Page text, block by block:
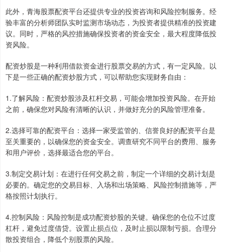
此外，青海股票配资平台还提供专业的投资咨询和风险控制服务。经
验丰富的分析师团队实时监测市场动态，为投资者提供精准的投资建
议。同时，严格的风控措施确保投资者的资金安全，最大程度降低投
资风险。
配资炒股是一种利用借款资金进行股票交易的方式，有一定风险。以
下是一些正确的配资炒股方式，可以帮助您实现财务自由：
1.了解风险：配资炒股涉及杠杆交易，可能会增加投资风险。在开始
之前，确保您对风险有清晰的认识，并做好充分的风险管理准备。
2.选择可靠的配资平台：选择一家受监管的、信誉良好的配资平台是
至关重要的，以确保您的资金安全。调查研究不同平台的费用、服务
和用户评价，选择最适合您的平台。
3.制定交易计划：在进行任何交易之前，制定一个详细的交易计划是
必要的。确定您的交易目标、入场和出场策略、风险控制措施等，严
格按照计划执行。
4.控制风险：风险控制是成功配资炒股的关键。确保您的仓位不过度
杠杆，避免过度借贷。设置止损点位，及时止损以限制亏损。合理分
散投资组合，降低个别股票的风险。